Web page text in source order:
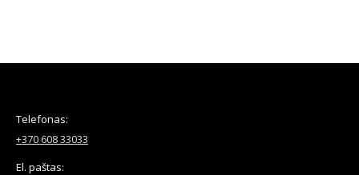
Telefonas:
+370 608 33033
El. paštas: